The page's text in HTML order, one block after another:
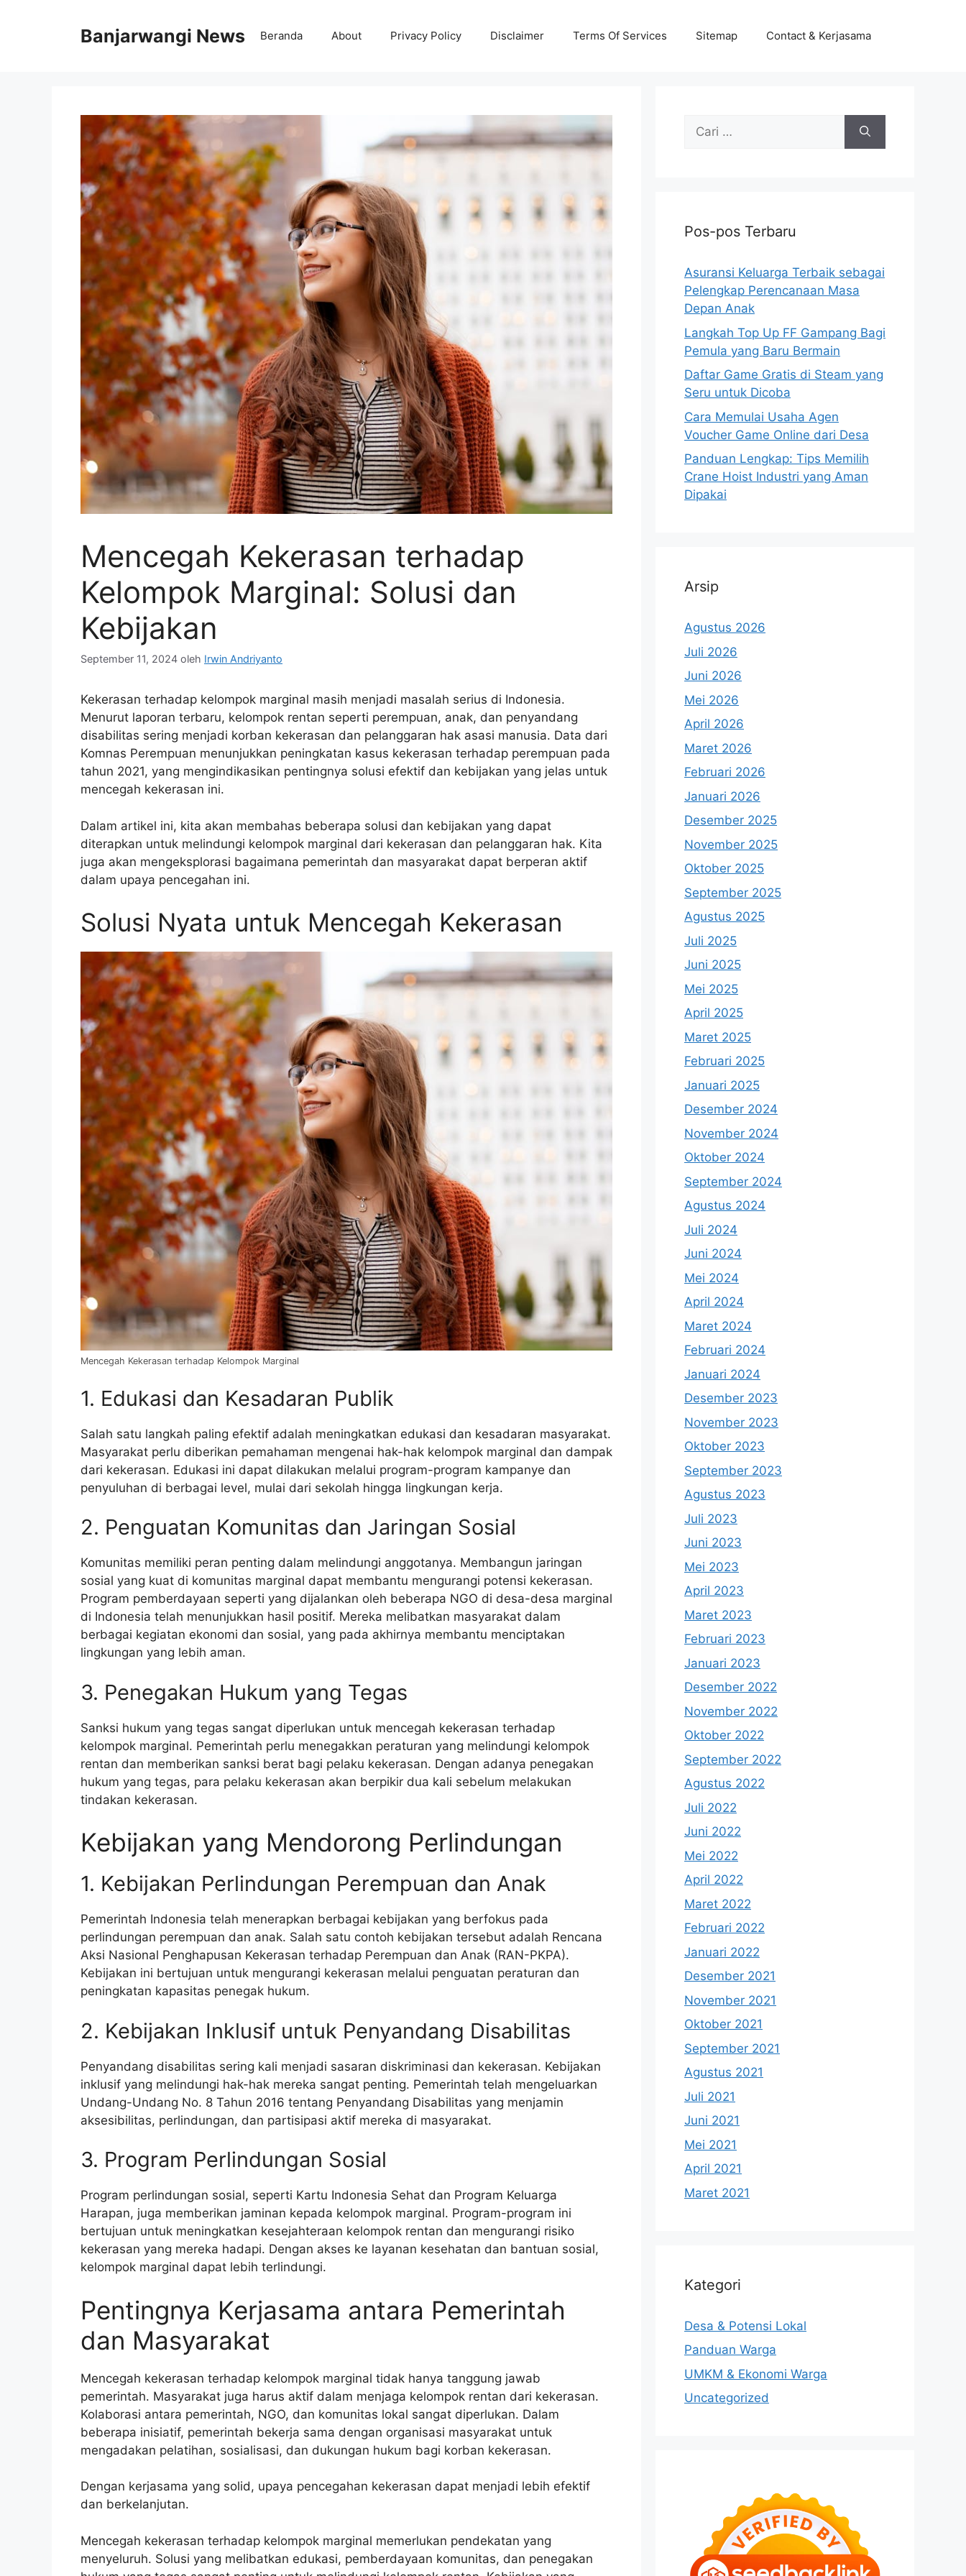
Banjarwangi News Beranda About Privacy Policy Disclaimer Terms Of Services Sitemap Contact & Kerjasama
Mencegah Kekerasan terhadap
Kelompok Marginal: Solusi dan
Kebijakan
September 11, 2024 oleh Irwin Andriyanto
Kekerasan terhadap kelompok marginal masih menjadi masalah serius di Indonesia.
Menurut laporan terbaru, kelompok rentan seperti perempuan, anak, dan penyandang
disabilitas sering menjadi korban kekerasan dan pelanggaran hak asasi manusia. Data dari
Komnas Perempuan menunjukkan peningkatan kasus kekerasan terhadap perempuan pada
tahun 2021, yang mengindikasikan pentingnya solusi efektif dan kebijakan yang jelas untuk
mencegah kekerasan ini.
Dalam artikel ini, kita akan membahas beberapa solusi dan kebijakan yang dapat
diterapkan untuk melindungi kelompok marginal dari kekerasan dan pelanggaran hak. Kita
juga akan mengeksplorasi bagaimana pemerintah dan masyarakat dapat berperan aktif
dalam upaya pencegahan ini.
Solusi Nyata untuk Mencegah Kekerasan
Mencegah Kekerasan terhadap Kelompok Marginal
1. Edukasi dan Kesadaran Publik
Salah satu langkah paling efektif adalah meningkatkan edukasi dan kesadaran masyarakat.
Masyarakat perlu diberikan pemahaman mengenai hak-hak kelompok marginal dan dampak
dari kekerasan. Edukasi ini dapat dilakukan melalui program-program kampanye dan
penyuluhan di berbagai level, mulai dari sekolah hingga lingkungan kerja.
2. Penguatan Komunitas dan Jaringan Sosial
Komunitas memiliki peran penting dalam melindungi anggotanya. Membangun jaringan
sosial yang kuat di komunitas marginal dapat membantu mengurangi potensi kekerasan.
Program pemberdayaan seperti yang dijalankan oleh beberapa NGO di desa-desa marginal
di Indonesia telah menunjukkan hasil positif. Mereka melibatkan masyarakat dalam
berbagai kegiatan ekonomi dan sosial, yang pada akhirnya membantu menciptakan
lingkungan yang lebih aman.
3. Penegakan Hukum yang Tegas
Sanksi hukum yang tegas sangat diperlukan untuk mencegah kekerasan terhadap
kelompok marginal. Pemerintah perlu menegakkan peraturan yang melindungi kelompok
rentan dan memberikan sanksi berat bagi pelaku kekerasan. Dengan adanya penegakan
hukum yang tegas, para pelaku kekerasan akan berpikir dua kali sebelum melakukan
tindakan kekerasan.
Kebijakan yang Mendorong Perlindungan
1. Kebijakan Perlindungan Perempuan dan Anak
Pemerintah Indonesia telah menerapkan berbagai kebijakan yang berfokus pada
perlindungan perempuan dan anak. Salah satu contoh kebijakan tersebut adalah Rencana
Aksi Nasional Penghapusan Kekerasan terhadap Perempuan dan Anak (RAN-PKPA).
Kebijakan ini bertujuan untuk mengurangi kekerasan melalui penguatan peraturan dan
peningkatan kapasitas penegak hukum.
2. Kebijakan Inklusif untuk Penyandang Disabilitas
Penyandang disabilitas sering kali menjadi sasaran diskriminasi dan kekerasan. Kebijakan
inklusif yang melindungi hak-hak mereka sangat penting. Pemerintah telah mengeluarkan
Undang-Undang No. 8 Tahun 2016 tentang Penyandang Disabilitas yang menjamin
aksesibilitas, perlindungan, dan partisipasi aktif mereka di masyarakat.
3. Program Perlindungan Sosial
Program perlindungan sosial, seperti Kartu Indonesia Sehat dan Program Keluarga
Harapan, juga memberikan jaminan kepada kelompok marginal. Program-program ini
bertujuan untuk meningkatkan kesejahteraan kelompok rentan dan mengurangi risiko
kekerasan yang mereka hadapi. Dengan akses ke layanan kesehatan dan bantuan sosial,
kelompok marginal dapat lebih terlindungi.
Pentingnya Kerjasama antara Pemerintah
dan Masyarakat
Mencegah kekerasan terhadap kelompok marginal tidak hanya tanggung jawab
pemerintah. Masyarakat juga harus aktif dalam menjaga kelompok rentan dari kekerasan.
Kolaborasi antara pemerintah, NGO, dan komunitas lokal sangat diperlukan. Dalam
beberapa inisiatif, pemerintah bekerja sama dengan organisasi masyarakat untuk
mengadakan pelatihan, sosialisasi, dan dukungan hukum bagi korban kekerasan.
Dengan kerjasama yang solid, upaya pencegahan kekerasan dapat menjadi lebih efektif
dan berkelanjutan.
Mencegah kekerasan terhadap kelompok marginal memerlukan pendekatan yang
menyeluruh. Solusi yang melibatkan edukasi, pemberdayaan komunitas, dan penegakan
Cari
Pos-pos Terbaru
Asuransi Keluarga Terbaik sebagai
Pelengkap Perencanaan Masa
Depan Anak
Langkah Top Up FF Gampang Bagi
Pemula yang Baru Bermain
Daftar Game Gratis di Steam yang
Seru untuk Dicoba
Cara Memulai Usaha Agen
Voucher Game Online dari Desa
Panduan Lengkap: Tips Memilih
Crane Hoist Industri yang Aman
Dipakai
Arsip
Agustus 2026
Juli 2026
Juni 2026
Mei 2026
April 2026
Maret 2026
Februari 2026
Januari 2026
Desember 2025
November 2025
Oktober 2025
September 2025
Agustus 2025
Juli 2025
Juni 2025
Mei 2025
April 2025
Maret 2025
Februari 2025
Januari 2025
Desember 2024
November 2024
Oktober 2024
September 2024
Agustus 2024
Juli 2024
Juni 2024
Mei 2024
April 2024
Maret 2024
Februari 2024
Januari 2024
Desember 2023
November 2023
Oktober 2023
September 2023
Agustus 2023
Juli 2023
Juni 2023
Mei 2023
April 2023
Maret 2023
Februari 2023
Januari 2023
Desember 2022
November 2022
Oktober 2022
September 2022
Agustus 2022
Juli 2022
Juni 2022
Mei 2022
April 2022
Maret 2022
Februari 2022
Januari 2022
Desember 2021
November 2021
Oktober 2021
September 2021
Agustus 2021
Juli 2021
Juni 2021
Mei 2021
April 2021
Maret 2021
Kategori
Desa & Potensi Lokal
Panduan Warga
UMKM & Ekonomi Warga
Uncategorized